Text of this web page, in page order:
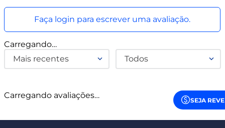
Carregando…
Faça login para escrever uma avaliação.
Mais recentes Todos
Carregando avaliações… SEJA